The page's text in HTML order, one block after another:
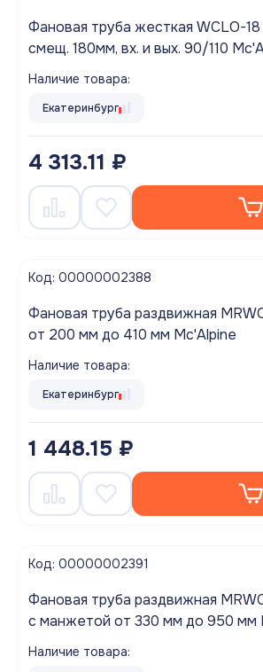
Фановая труба жесткая WCLO-
смещ. 180мм, вх. и вых. 90/110
Наличие товара:
Екатеринбург
4 313.11 ₽
Код: 00000002388
Фановая труба раздвижная
от 200 мм до 410 мм Mc'Alpine
Наличие товара:
Екатеринбург
1 448.15 ₽
Код: 00000002391
Фановая труба раздвижная
с манжетой от 330 мм до 950 мм
Наличие товара: